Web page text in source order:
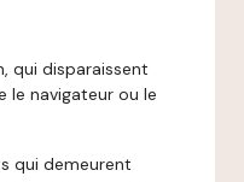
qui disparaissent
le navigateur ou le
qui demeurent